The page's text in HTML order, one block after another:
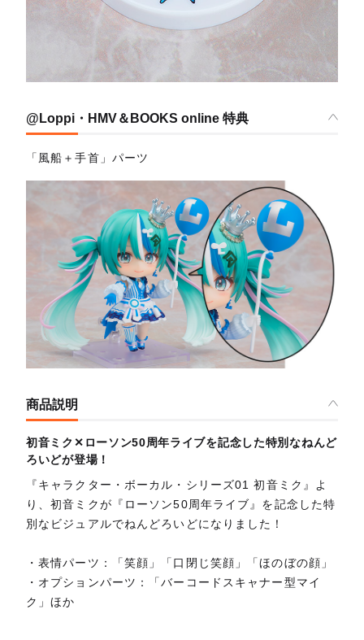
@Loppi・HMV＆BOOKS online 特典
「風船＋手首」パーツ
商品説明
初音ミク✕ローソン50周年ライブを記念した特別なねんど
ろいどが登場！
『キャラクター・ボーカル・シリーズ01 初音ミク』よ
り、初音ミクが『ローソン50周年ライブ』を記念した特
別なビジュアルでねんどろいどになりました！
・表情パーツ：「笑顔」「口閉じ笑顔」「ほのぼの顔」
・オプションパーツ：「バーコードスキャナー型マイ
ク」ほか